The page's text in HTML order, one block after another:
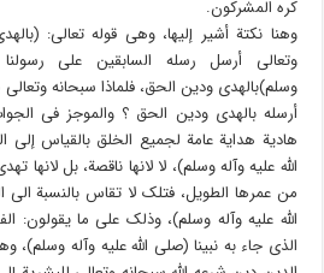
کره المشرکون.
وهنا نکتة أشیر إلیها، وهی قوله تعالى:
وتعالى أرسل رسله السابقین على
وسلم)بالهدى ودین الحق، فلماذا سبحانه
أرسله بالهدى ودین الحق ؟ والموجز فی
هادیة هدایة عامة لجمیع الخلق بالقیاس إلى
الله علیه وآله وسلم)، لا لانها ناقصة، بل لانها
من عمرها الطویل، فتلک لا تقاس بالنسبة الى
الله علیه وآله وسلم)، وذلک على ما یقولون:
الذی جاء به نبینا (صلى الله علیه وآله وسلم)،